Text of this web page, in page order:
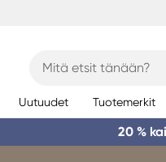
Uutuudet Tuotemerkit
20 %